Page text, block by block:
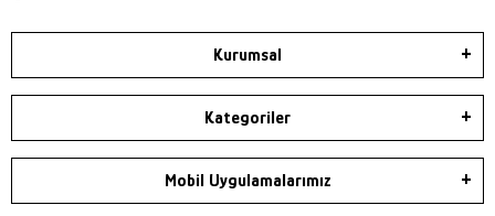
Kurumsal
Kategoriler
Mobil Uygulamalarımız